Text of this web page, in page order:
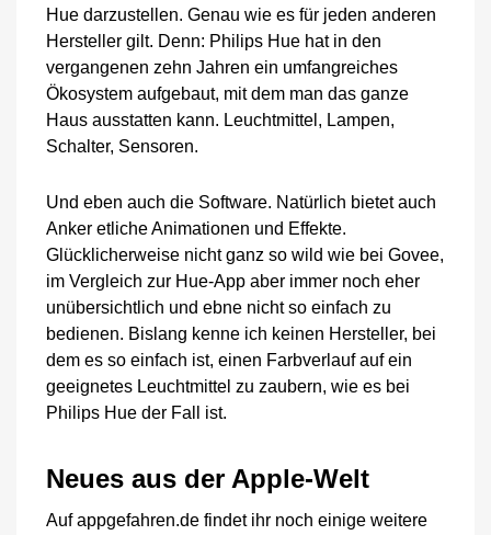
Hue darzustellen. Genau wie es für jeden anderen
Hersteller gilt. Denn: Philips Hue hat in den
vergangenen zehn Jahren ein umfangreiches
Ökosystem aufgebaut, mit dem man das ganze
Haus ausstatten kann. Leuchtmittel, Lampen,
Schalter, Sensoren.
Und eben auch die Software. Natürlich bietet auch
Anker etliche Animationen und Effekte.
Glücklicherweise nicht ganz so wild wie bei Govee,
im Vergleich zur Hue-App aber immer noch eher
unübersichtlich und ebne nicht so einfach zu
bedienen. Bislang kenne ich keinen Hersteller, bei
dem es so einfach ist, einen Farbverlauf auf ein
geeignetes Leuchtmittel zu zaubern, wie es bei
Philips Hue der Fall ist.
Neues aus der Apple-Welt
Auf appgefahren.de findet ihr noch einige weitere